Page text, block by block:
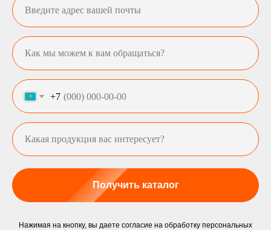
+7
Получить каталог
Нажимая на кнопку, вы даете согласие на обработку персональных